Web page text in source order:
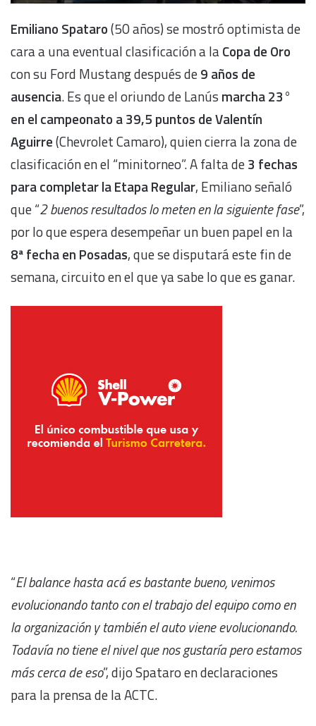
Emiliano Spataro(50 años) se mostró optimista de
cara a una eventual clasificación a laCopa de Oro
con su Ford Mustang después de9 años de
ausencia. Es que el oriundo de Lanús marcha 23°
en el campeonato a 39,5 puntos de Valentín
Aguirre(Chevrolet Camaro), quien cierra la zona de
clasificación en el “minitorneo”. A falta de3 fechas
para completar la Etapa Regular, Emiliano señaló
que “2 buenos resultados lo meten en la siguiente fase”,
por lo que espera desempeñar un buen papel en la
8ª fecha en Posadas, que se disputará este fin de
semana, circuito en el que ya sabe lo que es ganar.
“El balance hasta acá es bastante bueno, venimos
evolucionando tanto con el trabajo del equipo como en
la organización y también el auto viene evolucionando.
Todavía no tiene el nivel que nos gustaría pero estamos
más cerca de eso”, dijo Spataro en declaraciones
para la prensa de la ACTC.